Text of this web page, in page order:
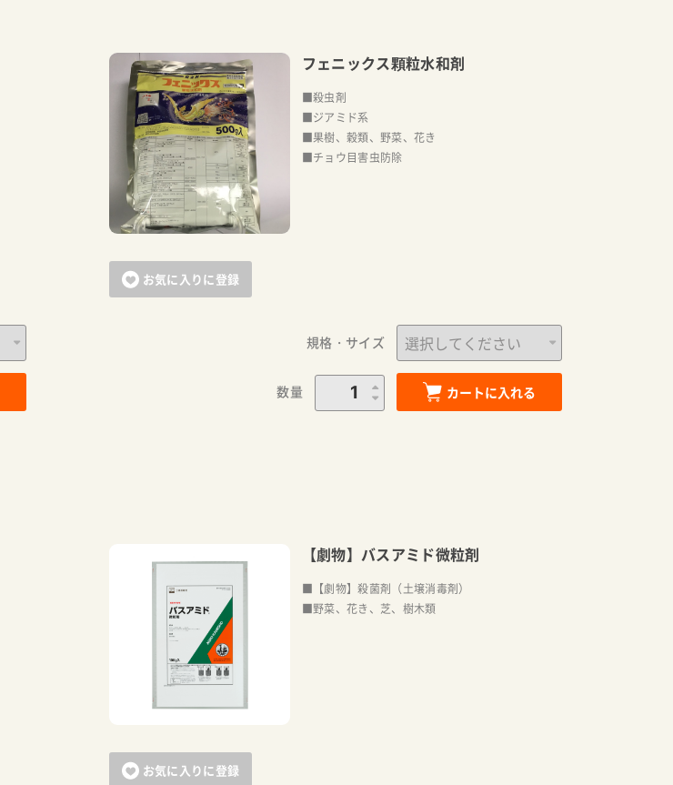
お気に入りに登録
フェニックス顆粒水和剤
■殺虫剤
■ジアミド系
■果樹、穀類、野菜、花き
■チョウ目害虫防除
規格・サイズ
数量 カートに入れる
お気に入りに登録
【劇物】バスアミド微粒剤
■【劇物】殺菌剤（土壌消毒剤）
■野菜、花き、芝、樹木類
カートへ進む